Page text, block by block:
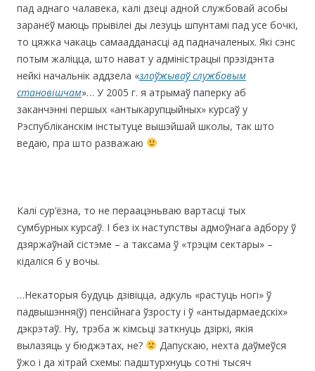
пад аднаго чалавека, калі дзеці адной службовай асобы
заранёў маюць прывілеi ды лезуць шпунтамі пад усе бочкі,
то цяжка чакаць самаадданасці ад падначаленых. Які сэнс
потым жаліцца, што нават у адміністрацыі прэзідэнта
нейкі начальнік аддзела «злоўжываў службовым
становішчам»… У 2005 г. я атрымаў паперку аб
заканчэнні першых «антыкарупцыйных» курсаў у
Рэспубліканскім інстытуце вышэйшай школы, так што
ведаю, пра што разважаю
Калі сур’ёзна, то не пераацэньваю вартасці тых
сумбурных курсаў. І без іх наступствы адмоўнага адбору ў
дзяржаўнай сістэме – а таксама ў «трэцім сектары» –
кідаліся б у вочы.
…Некаторыя будуць дзівіцца, адкуль «растуць ногі» ў
падвышэння(ў) пенсійнага ўзросту і ў «антыдармаедскіх»
дэкрэтаў. Ну, трэба ж кімсьці заткнуць дзіркі, якія
вылазяць у бюджэтах, не?
Дапускаю, нехта даўмеўся
ўжо і да хітрай схемы: падштурхнуць сотні тысяч